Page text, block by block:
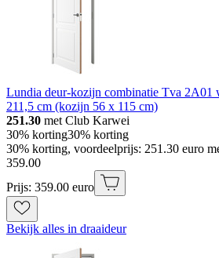
Lundia deur-kozijn combinatie Tva 2A01
211,5 cm (kozijn 56 x 115 cm)
251.30 met Club Karwei
30% korting30% korting
30% korting, voordeelprijs: 251.30 euro
359.00
Prijs: 359.00 euro
Bekijk alles in draaideur